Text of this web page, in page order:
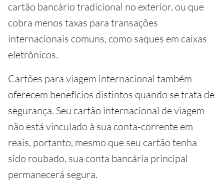
cartão bancário tradicional no exterior, ou que
cobra menos taxas para transações
internacionais comuns, como saques em caixas
eletrônicos.
Cartões para viagem internacional também
oferecem benefícios distintos quando se trata de
segurança. Seu cartão internacional de viagem
não está vinculado à sua conta-corrente em
reais, portanto, mesmo que seu cartão tenha
sido roubado, sua conta bancária principal
permanecerá segura.